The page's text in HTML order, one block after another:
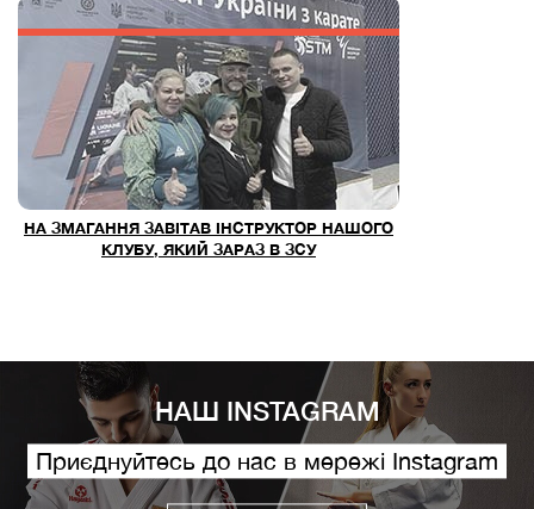
НА ЗМАГАННЯ ЗАВІТАВ ІНСТРУКТОР НАШОГО
КЛУБУ, ЯКИЙ ЗАРАЗ В ЗСУ
НАШ INSTAGRAM
Приєднуйтесь до нас в мережі Instagram